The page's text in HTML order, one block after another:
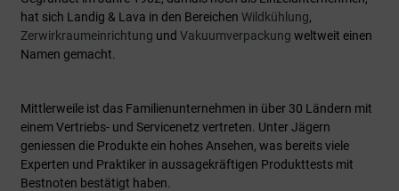
hat sich Landig & Lava in den Bereichen Wildkühlung,
Zerwirkraumeinrichtung und Vakuumverpackung weltweit einen
Namen gemacht.
Mittlerweile ist das Familienunternehmen in über 30 Ländern mit
einem Vertriebs- und Servicenetz vertreten. Unter Jägern
geniessen die Produkte ein hohes Ansehen, was bereits viele
Experten und Praktiker in aussagekräftigen Produkttests mit
Bestnoten bestätigt haben.